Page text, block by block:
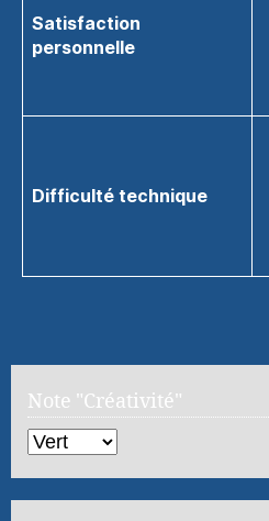
Satisfaction
personnelle
Difficulté technique
Note "Créativité"